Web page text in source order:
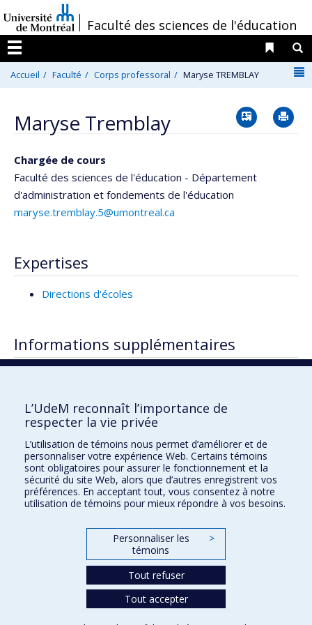
au
contenu
/Faculté des sciences de l'éducation
Menu
Liens
Accueil Faculté Corps professoral Maryse TREMBLAY
Maryse Tremblay Vcard
Chargée de cours
Faculté des sciences de l'éducation - Département
d'administration et fondements de l'éducation
maryse.tremblay.5@umontreal.ca
Expertises
Directions d'écoles
Informations supplémentaires
Faculté des sciences de l'éducation
Pavillon Marie-Victorin
90, avenue Vincent-d'Indy
Montréal (Québec) H2V 2S9
L’UdeM reconnaît l’importance de
respecter la vie privée
L’utilisation de témoins nous permet d’améliorer et de
personnaliser votre expérience Web. Certains témoins
sont obligatoires pour assurer le fonctionnement et la
sécurité du site Web, alors que d’autres enregistrent vos
préférences. En acceptant tout, vous consentez à notre
utilisation de témoins pour mieux répondre à vos besoins.
Personnaliser les
témoins
>
Tout refuser
Tout accepter